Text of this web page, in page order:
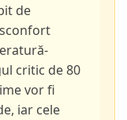
de
critic de 80
vor fi
iar cele